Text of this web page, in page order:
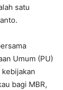
satu
Umum (PU)
bagi MBR,